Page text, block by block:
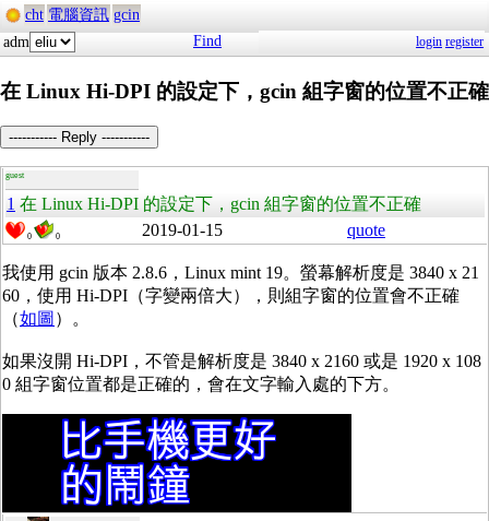
cht 電腦資訊 gcin
adm
Find login register
在 Linux Hi-DPI 的設定下，gcin 組字窗的位置不正確
----------- Reply -----------
guest
1 在 Linux Hi-DPI 的設定下，gcin 組字窗的位置不正確
0 0 2019-01-15 quote
我使用 gcin 版本 2.8.6，Linux mint 19。螢幕解析度是 3840 x 21
60，使用 Hi-DPI（字變兩倍大），則組字窗的位置會不正確
（如圖 ）。
如果沒開 Hi-DPI，不管是解析度是 3840 x 2160 或是 1920 x 108
0 組字窗位置都是正確的，會在文字輸入處的下方。